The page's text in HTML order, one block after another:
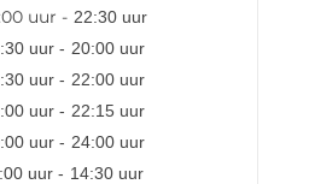
uur - 22:30 uur
uur - 20:00 uur
uur - 22:00 uur
uur - 22:15 uur
uur - 24:00 uur
uur - 14:30 uur